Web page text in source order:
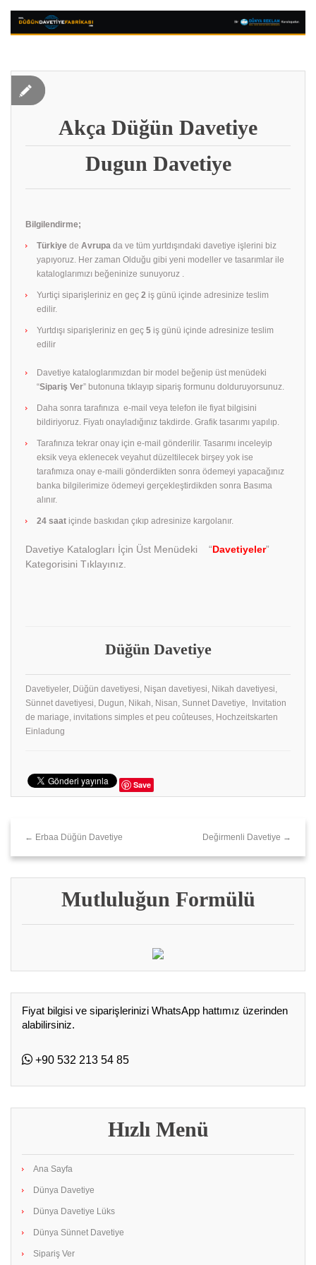
Akça Düğün Davetiye
Dugun Davetiye
Bilgilendirme;
Türkiye de Avrupa da ve tüm yurtdışındaki davetiye işlerini biz
yapıyoruz. Her zaman Olduğu gibi yeni modeller ve tasarımlar ile
kataloglarımızı beğeninize sunuyoruz .
Yurtiçi siparişleriniz en geç 2 iş günü içinde adresinize teslim
edilir.
Yurtdışı siparişleriniz en geç 5 iş günü içinde adresinize teslim
edilir
Davetiye kataloglarımızdan bir model beğenip üst menüdeki
“Sipariş Ver” butonuna tıklayıp sipariş formunu dolduruyorsunuz.
Daha sonra tarafınıza e-mail veya telefon ile fiyat bilgisini
bildiriyoruz. Fiyatı onayladığınız takdirde. Grafik tasarımı yapılıp.
Tarafınıza tekrar onay için e-mail gönderilir. Tasarımı inceleyip
eksik veya eklenecek veyahut düzeltilecek birşey yok ise
tarafımıza onay e-maili gönderdikten sonra ödemeyi yapacağınız
banka bilgilerimize ödemeyi gerçekleştirdikden sonra Basıma
alınır.
24 saat içinde baskıdan çıkıp adresinize kargolanır.
Davetiye Katalogları İçin Üst Menüdeki “Davetiyeler”
Kategorisini Tıklayınız.
Düğün Davetiye
Davetiyeler, Düğün davetiyesi, Nişan davetiyesi, Nikah davetiyesi,
Sünnet davetiyesi, Dugun, Nikah, Nisan, Sunnet Davetiye, Invitation
de mariage, invitations simples et peu coûteuses, Hochzeitskarten
Einladung
Save
← Erbaa Düğün Davetiye Değirmenli Davetiye →
Mutluluğun Formülü
Fiyat bilgisi ve siparişlerinizi WhatsApp hattımız üzerinden
alabilirsiniz.
+90 532 213 54 85
Hızlı Menü
Ana Sayfa
Dünya Davetiye
Dünya Davetiye Lüks
Dünya Sünnet Davetiye
Sipariş Ver